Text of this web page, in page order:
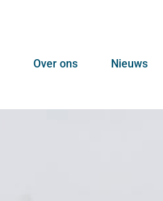
Over ons Nieuws